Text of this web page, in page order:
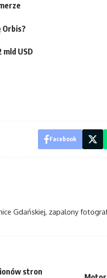
Orbis?
mld USD
Facebook
Gdańskiej, zapalony
stron